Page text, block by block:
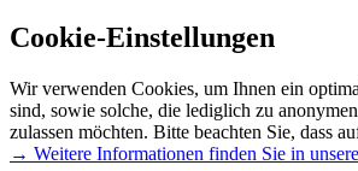
Cookie-Einstellungen
Wir verwenden Cookies, um Ihnen ein
sind, sowie solche, die lediglich zu
zulassen möchten. Bitte beachten Sie, dass
→ Weitere Informationen finden Sie in